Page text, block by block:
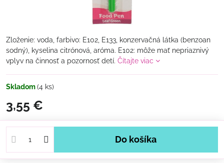
Zloženie: voda, farbivo: E102, E133, konzervačná látka (benzoan
sodný), kyselina citrónová, aróma. E102: môže mať nepriaznivý
vplyv na činnosť a pozornosť detí. Čítajte viac
Skladom(4 ks)
3,55 €
Do košíka